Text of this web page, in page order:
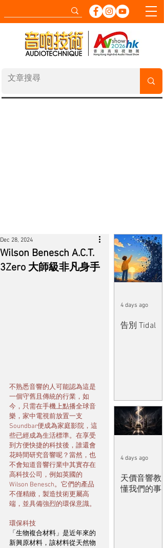
Wilson Benesch A.C.T.
3Zero 大師級非凡身手
Dec 28, 2024
不熟悉音響的人可能認為這是
一個守舊且傳統的行業，如
今，只需在手機上點播全球音
樂，家中電視前放置一支
Soundbar便成為家庭影院，這
些已經成為生活標準。在享受
到方便快捷的科技後，誰還會
花時間研究音響呢？當然，也
不會知道音響行業中其實存在
高科技公司，例如英國的
Wilson Benesch。它們的產品
不僅精緻，製造技術更屬高
端，並具備強烈的環保意識。
環保科技
「生物複合材料」是近年來的
新興原材料，該材料從天然物
告別 Tidal
4 days ago
天價音響教
懂我們的事
4 days ago